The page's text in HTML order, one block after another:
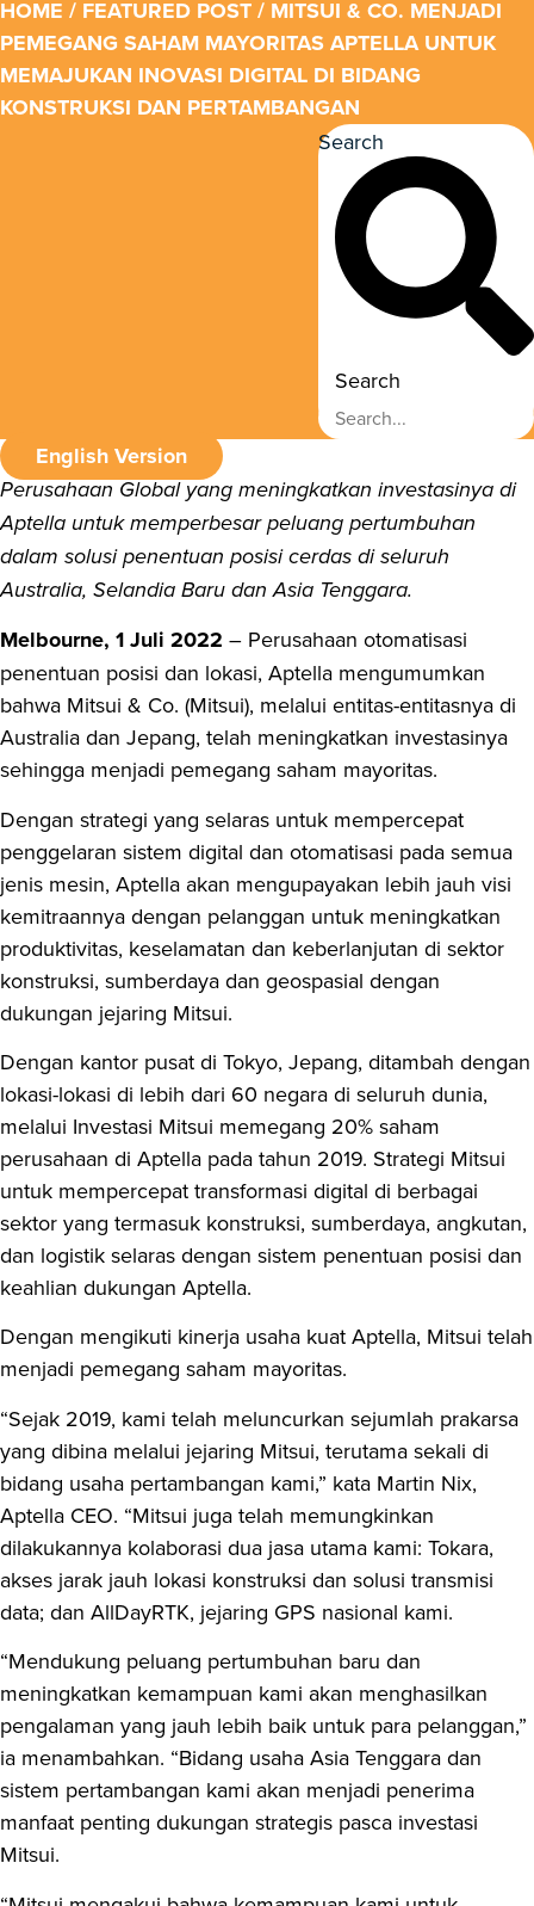
HOME / FEATURED POST/ MITSUI & CO. MENJADI
PEMEGANG SAHAM MAYORITAS APTELLA UNTUK
MEMAJUKAN INOVASI DIGITAL DI BIDANG
KONSTRUKSI DAN PERTAMBANGAN
Search
Search
English Version
Perusahaan Global yang meningkatkan investasinya di
Aptella untuk memperbesar peluang pertumbuhan
dalam solusi penentuan posisi cerdas di seluruh
Australia, Selandia Baru dan Asia Tenggara.
Melbourne, 1 Juli 2022 – Perusahaan otomatisasi
penentuan posisi dan lokasi, Aptella mengumumkan
bahwa Mitsui & Co. (Mitsui), melalui entitas-entitasnya di
Australia dan Jepang, telah meningkatkan investasinya
sehingga menjadi pemegang saham mayoritas.
Dengan strategi yang selaras untuk mempercepat
penggelaran sistem digital dan otomatisasi pada semua
jenis mesin, Aptella akan mengupayakan lebih jauh visi
kemitraannya dengan pelanggan untuk meningkatkan
produktivitas, keselamatan dan keberlanjutan di sektor
konstruksi, sumberdaya dan geospasial dengan
dukungan jejaring Mitsui.
Dengan kantor pusat di Tokyo, Jepang, ditambah dengan
lokasi-lokasi di lebih dari 60 negara di seluruh dunia,
melalui Investasi Mitsui memegang 20% saham
perusahaan di Aptella pada tahun 2019. Strategi Mitsui
untuk mempercepat transformasi digital di berbagai
sektor yang termasuk konstruksi, sumberdaya, angkutan,
dan logistik selaras dengan sistem penentuan posisi dan
keahlian dukungan Aptella.
Dengan mengikuti kinerja usaha kuat Aptella, Mitsui telah
menjadi pemegang saham mayoritas.
“Sejak 2019, kami telah meluncurkan sejumlah prakarsa
yang dibina melalui jejaring Mitsui, terutama sekali di
bidang usaha pertambangan kami,” kata Martin Nix,
Aptella CEO. “Mitsui juga telah memungkinkan
dilakukannya kolaborasi dua jasa utama kami: Tokara,
akses jarak jauh lokasi konstruksi dan solusi transmisi
data; dan AllDayRTK, jejaring GPS nasional kami.
“Mendukung peluang pertumbuhan baru dan
meningkatkan kemampuan kami akan menghasilkan
pengalaman yang jauh lebih baik untuk para pelanggan,”
ia menambahkan. “Bidang usaha Asia Tenggara dan
sistem pertambangan kami akan menjadi penerima
manfaat penting dukungan strategis pasca investasi
Mitsui.